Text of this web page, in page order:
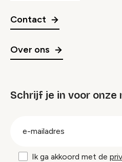
Contact
Over ons
Schrijf je in voor onze
Ik ga akkoord met de